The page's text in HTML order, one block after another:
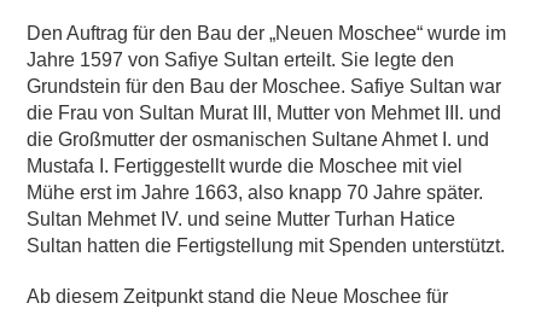
Den Auftrag für den Bau der „Neuen Moschee“ wurde im
Jahre 1597 von Safiye Sultan erteilt. Sie legte den
Grundstein für den Bau der Moschee. Safiye Sultan war
die Frau von Sultan Murat III, Mutter von Mehmet III. und
die Großmutter der osmanischen Sultane Ahmet I. und
Mustafa I. Fertiggestellt wurde die Moschee mit viel
Mühe erst im Jahre 1663, also knapp 70 Jahre später.
Sultan Mehmet IV. und seine Mutter Turhan Hatice
Sultan hatten die Fertigstellung mit Spenden unterstützt.
Ab diesem Zeitpunkt stand die Neue Moschee für